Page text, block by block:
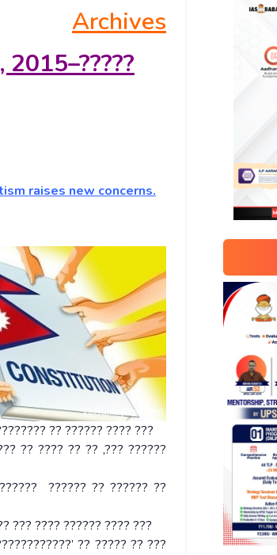
Archives
2015–?????
raises new concerns.
?? ?????? ???? ???
?? ???? ?? ?? ,??? ??????
?????? ?? ?????? ??
??? ???? ?????? ???? ???
?? ????? ?? ???